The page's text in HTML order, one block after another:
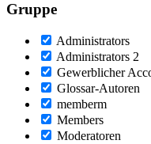
Gruppe
Administrators
Administrators 2
Gewerblicher
Glossar-Autoren
memberm
Members
Moderatoren